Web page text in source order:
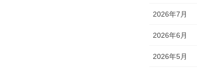
2026年7月
2026年6月
2026年5月